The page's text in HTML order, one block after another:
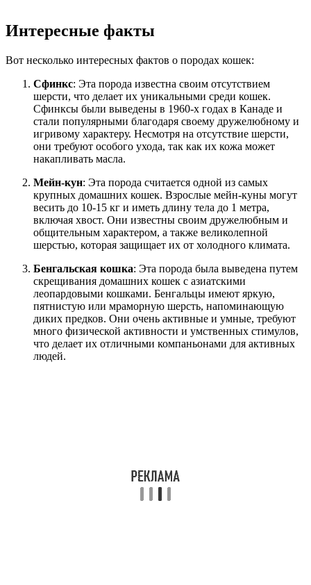
Интересные факты
Вот несколько интересных фактов о породах кошек:
Сфинкс: Эта порода известна своим отсутствием
шерсти, что делает их уникальными среди кошек.
Сфинксы были выведены в 1960-х годах в Канаде и
стали популярными благодаря своему дружелюбному и
игривому характеру. Несмотря на отсутствие шерсти,
они требуют особого ухода, так как их кожа может
накапливать масла.
Мейн-кун: Эта порода считается одной из самых
крупных домашних кошек. Взрослые мейн-куны могут
весить до 10-15 кг и иметь длину тела до 1 метра,
включая хвост. Они известны своим дружелюбным и
общительным характером, а также великолепной
шерстью, которая защищает их от холодного климата.
Бенгальская кошка: Эта порода была выведена путем
скрещивания домашних кошек с азиатскими
леопардовыми кошками. Бенгальцы имеют яркую,
пятнистую или мраморную шерсть, напоминающую
диких предков. Они очень активные и умные, требуют
много физической активности и умственных стимулов,
что делает их отличными компаньонами для активных
людей.